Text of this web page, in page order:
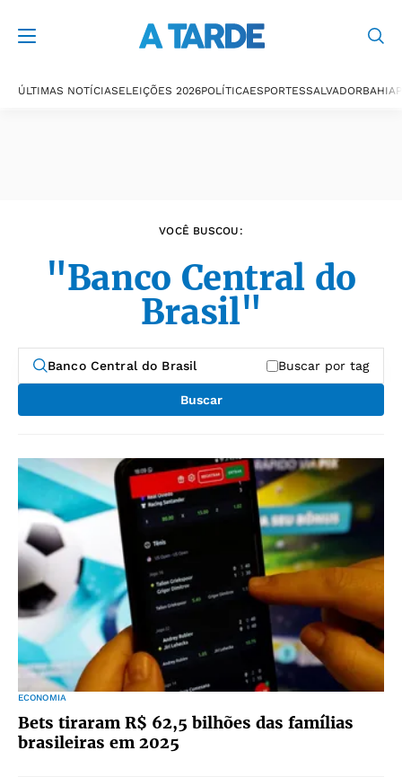
ÚLTIMAS NOTÍCIASELEIÇÕES 2026POLÍTICAESPORTESSALVADORBAHIA
VOCÊ BUSCOU:
"Banco Central do
Brasil"
Buscar por tag
Buscar
ECONOMIA
Bets tiraram R$ 62,5 bilhões das famílias
brasileiras em 2025